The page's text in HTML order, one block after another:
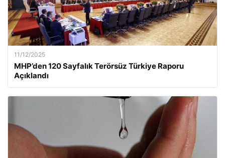
11/12/2025
MHP’den 120 Sayfalık Terörsüz Türkiye Raporu
Açıklandı